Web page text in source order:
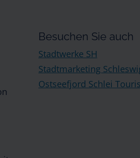
Besuchen Sie auch
Stadtwerke SH
Stadtmarketing
Ostseefjord Schlei